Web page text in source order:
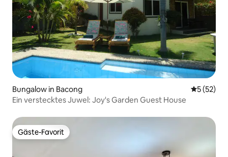
Bungalow in Bacong
5 (52)
Ein verstecktes Juwel: Joy's Garden Guest House
Gäste-Favorit
Gäste-Favorit